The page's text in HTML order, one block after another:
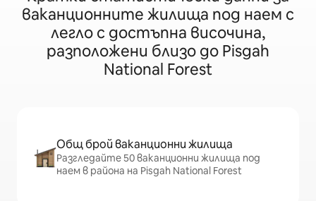
ваканционните жилища под наем с
легло с достъпна височина,
разположени близо до Pisgah
National Forest
Общ брой ваканционни жилища
Разгледайте 50 ваканционни жилища под
наем в района на Pisgah National Forest